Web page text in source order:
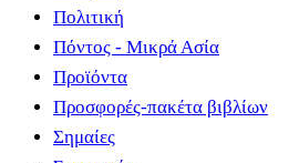
Πολιτική
Πόντος - Μικρά Ασία
Προϊόντα
Προσφορές-πακέτα βιβλίων
Σημαίες